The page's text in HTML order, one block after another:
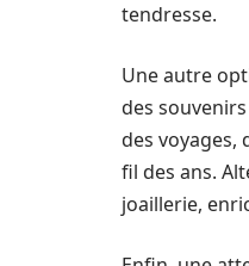
tendresse.
Une autre
des
des voyages,
fil des ans.
joaillerie,